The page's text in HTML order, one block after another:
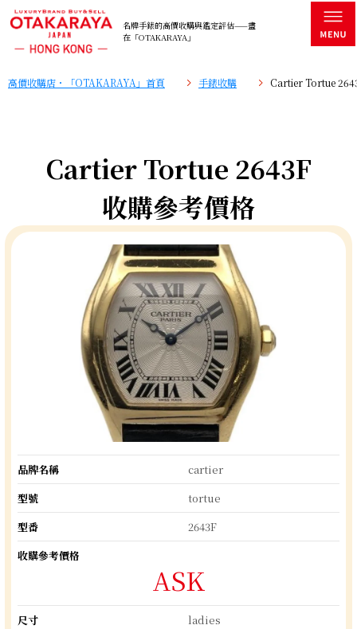
名牌手錶的高價收購與鑑定評估——盡
在「OTAKARAYA」
高價收購店・「OTAKARAYA」首頁 手錶收購 Cartier Tortue
Cartier Tortue 2643F
收購參考價格
品牌名稱
cartier
型號
tortue
型番
2643F
收購參考價格
ASK
尺寸
ladies